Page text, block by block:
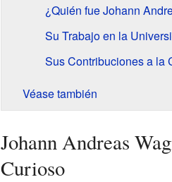
¿Quién fue Johann
Su Trabajo en la
Sus Contribuciones a la
Véase también
Johann Andreas
Curioso